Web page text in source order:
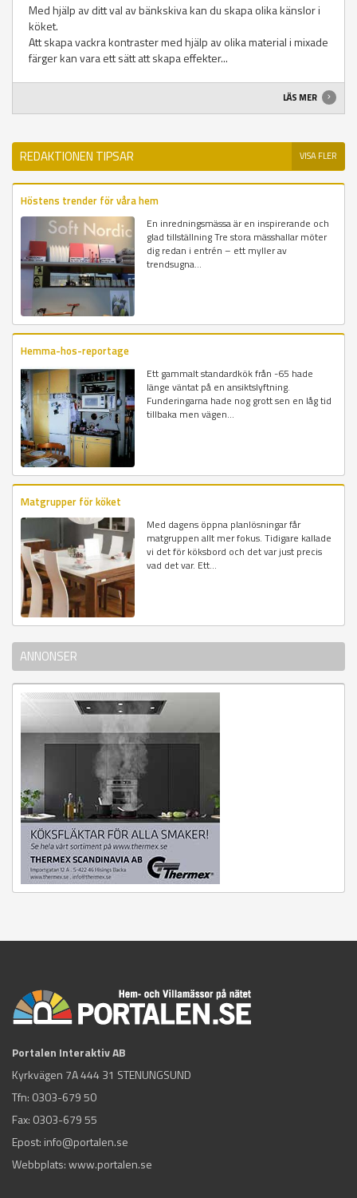
Med hjälp av ditt val av bänkskiva kan du skapa olika känslor i
köket.
Att skapa vackra kontraster med hjälp av olika material i mixade
färger kan vara ett sätt att skapa effekter...
LÄS MER
REDAKTIONEN TIPSAR VISA FLER
Höstens trender för våra hem
En inredningsmässa är en inspirerande och
glad tillställning Tre stora mässhallar möter
dig redan i entrén – ett myller av
trendsugna...
Hemma-hos-reportage
Ett gammalt standardkök från -65 hade
länge väntat på en ansiktslyftning.
Funderingarna hade nog grott sen en låg tid
tillbaka men vägen...
Matgrupper för köket
Med dagens öppna planlösningar får
matgruppen allt mer fokus. Tidigare kallade
vi det för köksbord och det var just precis
vad det var. Ett...
ANNONSER
Portalen Interaktiv AB
Kyrkvägen 7A 444 31 STENUNGSUND
Tfn: 0303-679 50
Fax: 0303-679 55
Epost: info@portalen.se
Webbplats: www.portalen.se